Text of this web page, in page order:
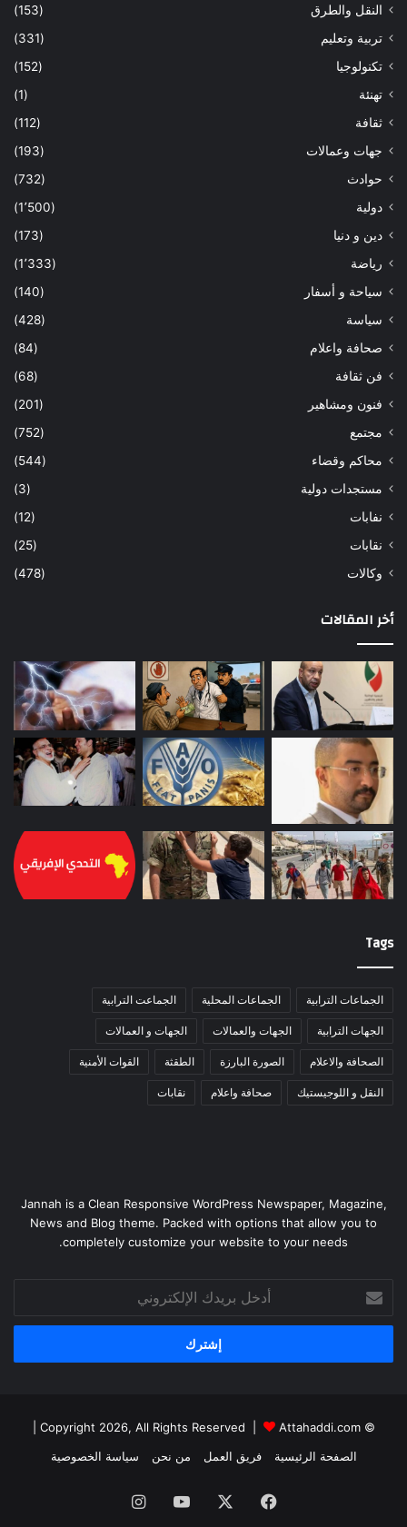
النقل والطرق
(153)
تربية وتعليم
(331)
تكنولوجيا
(152)
تهنئة
(1)
ثقافة
(112)
جهات وعمالات
(193)
حوادث
(732)
دولية
(1٬500)
دين و دنيا
(173)
رياضة
(1٬333)
سياحة و أسفار
(140)
سياسة
(428)
صحافة واعلام
(84)
فن ثقافة
(68)
فنون ومشاهير
(201)
مجتمع
(752)
محاكم وقضاء
(544)
مستجدات دولية
(3)
نفابات
(12)
نقابات
(25)
وكالات
(478)
أخر المقالات
Tags
الجماعات الترابية الجماعات المحلية الجماعت الترابية
الجهات الترابية الجهات والعمالات الجهات و العمالات
الصحافة والاعلام الصورة البارزة الطقثة القوات الأمنية
النقل و اللوجيستيك صحافة واعلام نقابات
Jannah is a Clean Responsive WordPress Newspaper, Magazine,
News and Blog theme. Packed with options that allow you to
completely customize your website to your needs.
أدخل
بريدك
الإلكتروني
© Copyright 2026, All Rights Reserved |
Attahaddi.com
الصفحة الرئيسية
فريق العمل من نحن سياسة الخصوصية
فيسبوك يوتيوب